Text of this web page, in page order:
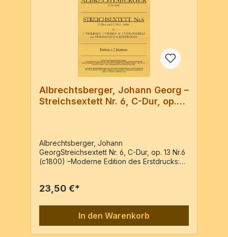
Albrechtsberger, Johann Georg –
Streichsextett Nr. 6, C-Dur, op.
Albrechtsberger, Johann
GeorgStreichsextett Nr. 6, C-Dur, op. 13 Nr.6
(c1800) –Moderne Edition des Erstdrucks:
d’Arts et d’Industrie, c18002 Vl, 2 Va, 2 Vc
Seiten
23,50 €*
In den Warenkorb